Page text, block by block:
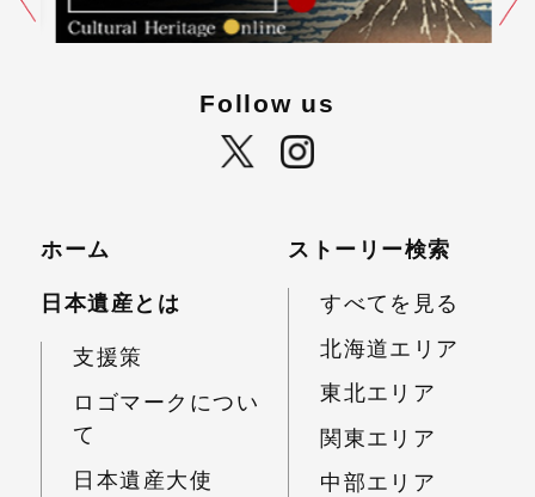
Follow us
ホーム
日本遺産とは
支援策
ロゴマークについ
て
日本遺産大使
ストーリー検索
すべてを見る
北海道エリア
東北エリア
関東エリア
中部エリア